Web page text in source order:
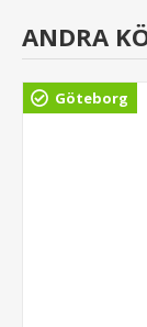
ANDRA
Göteborg